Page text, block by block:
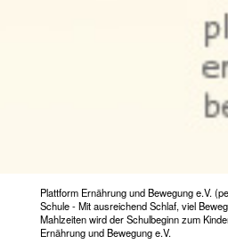
Plattform Ernährung und Bewegung e.V.
Schule - Mit ausreichend Schlaf, viel
Mahlzeiten wird der Schulbeginn zum
Ernährung und Bewegung e.V.